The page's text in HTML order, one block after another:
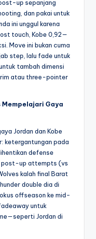
up sepanjang
dan pakai untuk
ini unggul karena
touch, Kobe 0,92—
Move ini bukan cuma
step, lalu fade untuk
tambah dimensi
rim atau three-pointer
Mempelajari Gaya
Jordan dan Kobe
ketergantungan pada
defense
post-up attempts (vs
kalah final Barat
double dia di
offseason ke mid-
untuk
Jordan di